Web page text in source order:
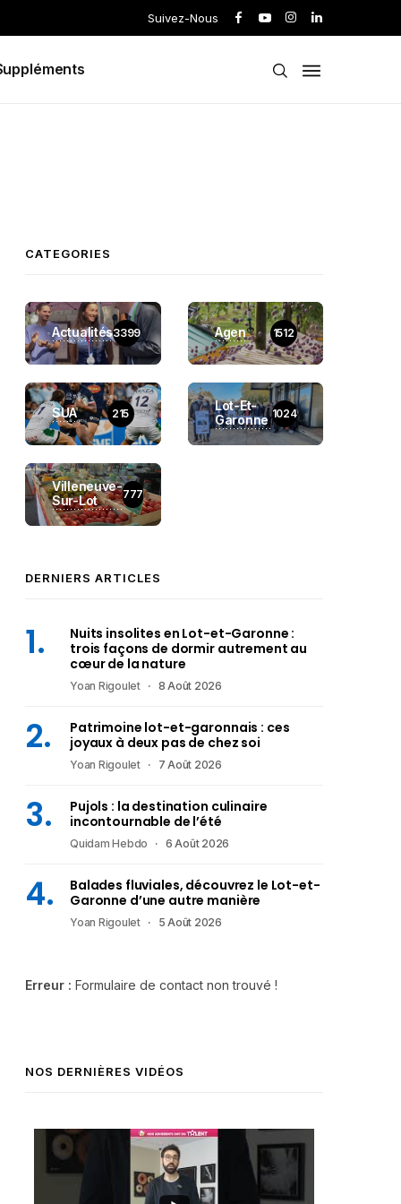
Suivez-Nous
CATEGORIES
Actualités3399 Agen 1512
SUA 215
Lot-Et-
Garonne 1024
Villeneuve-
Sur-Lot
777
DERNIERS ARTICLES
Nuits insolites en Lot-et-Garonne :
trois façons de dormir autrement au
cœur de la nature
Yoan Rigoulet 8 Août 2026
Patrimoine lot-et-garonnais : ces
joyaux à deux pas de chez soi
Yoan Rigoulet 7 Août 2026
Pujols : la destination culinaire
incontournable de l’été
Quidam Hebdo 6 Août 2026
Balades fluviales, découvrez le Lot-et-
Garonne d’une autre manière
Yoan Rigoulet 5 Août 2026
Erreur : Formulaire de contact non trouvé !
NOS DERNIÈRES VIDÉOS